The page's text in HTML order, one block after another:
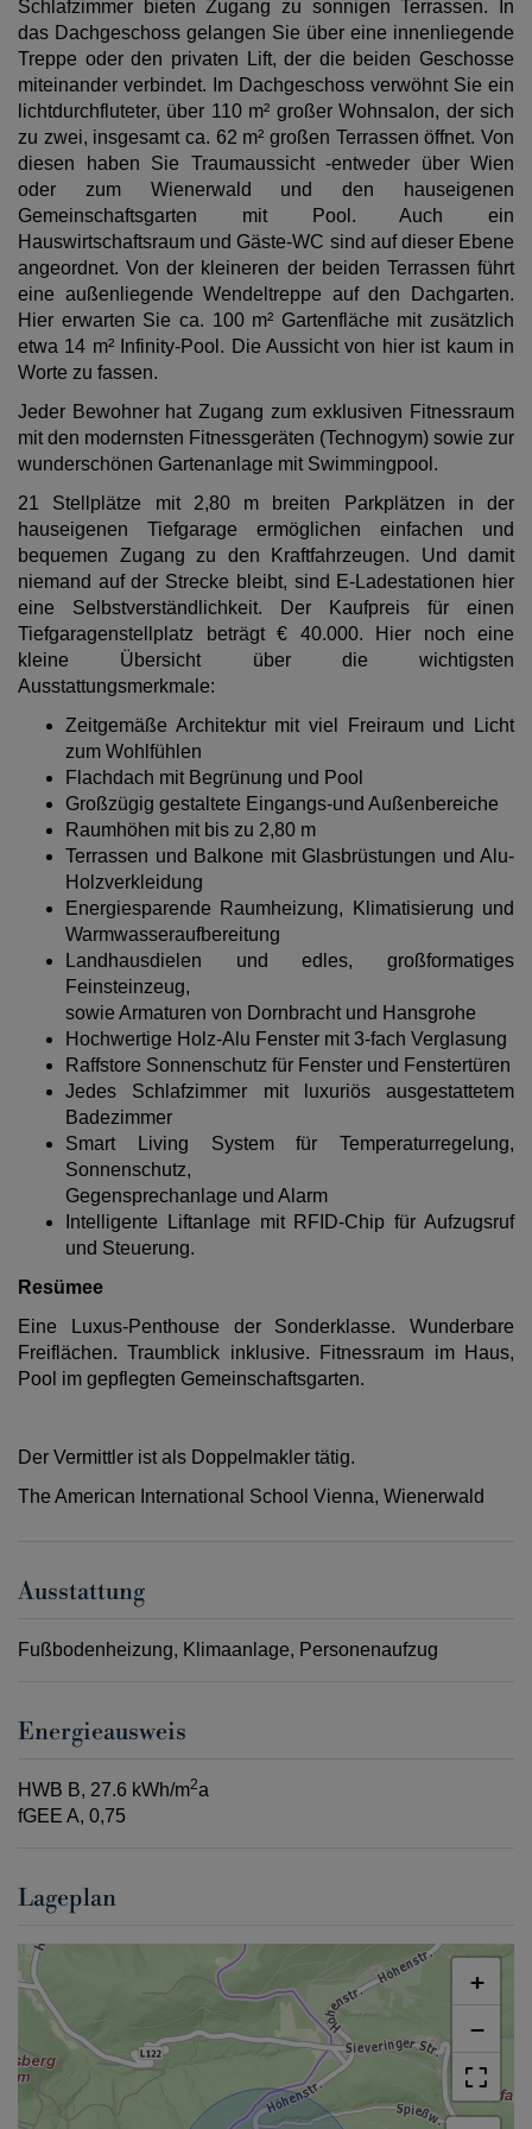
Schlafzimmer bieten Zugang zu sonnigen Terrassen. In
das Dachgeschoss gelangen Sie über eine innenliegende
Treppe oder den privaten Lift, der die beiden Geschosse
miteinander verbindet. Im Dachgeschoss verwöhnt Sie ein
lichtdurchfluteter, über 110 m² großer Wohnsalon, der sich
zu zwei, insgesamt ca. 62 m² großen Terrassen öffnet. Von
diesen haben Sie Traumaussicht -entweder über Wien
oder zum Wienerwald und den hauseigenen
Gemeinschaftsgarten mit Pool. Auch ein
Hauswirtschaftsraum und Gäste-WC sind auf dieser Ebene
angeordnet. Von der kleineren der beiden Terrassen führt
eine außenliegende Wendeltreppe auf den Dachgarten.
Hier erwarten Sie ca. 100 m² Gartenfläche mit zusätzlich
etwa 14 m² Infinity-Pool. Die Aussicht von hier ist kaum in
Worte zu fassen.
Jeder Bewohner hat Zugang zum exklusiven Fitnessraum
mit den modernsten Fitnessgeräten (Technogym) sowie zur
wunderschönen Gartenanlage mit Swimmingpool.
21 Stellplätze mit 2,80 m breiten Parkplätzen in der
hauseigenen Tiefgarage ermöglichen einfachen und
bequemen Zugang zu den Kraftfahrzeugen. Und damit
niemand auf der Strecke bleibt, sind E-Ladestationen hier
eine Selbstverständlichkeit. Der Kaufpreis für einen
Tiefgaragenstellplatz beträgt € 40.000. Hier noch eine
kleine Übersicht über die wichtigsten
Ausstattungsmerkmale:
Zeitgemäße Architektur mit viel Freiraum und Licht
zum Wohlfühlen
Flachdach mit Begrünung und Pool
Großzügig gestaltete Eingangs-und Außenbereiche
Raumhöhen mit bis zu 2,80 m
Terrassen und Balkone mit Glasbrüstungen und Alu-
Holzverkleidung
Energiesparende Raumheizung, Klimatisierung und
Warmwasseraufbereitung
Landhausdielen und edles, großformatiges
Feinsteinzeug,
sowie Armaturen von Dornbracht und Hansgrohe
Hochwertige Holz-Alu Fenster mit 3-fach Verglasung
Raffstore Sonnenschutz für Fenster und Fenstertüren
Jedes Schlafzimmer mit luxuriös ausgestattetem
Badezimmer
Smart Living System für Temperaturregelung,
Sonnenschutz,
Gegensprechanlage und Alarm
Intelligente Liftanlage mit RFID-Chip für Aufzugsruf
und Steuerung.
Resümee
Eine Luxus-Penthouse der Sonderklasse. Wunderbare
Freiflächen. Traumblick inklusive. Fitnessraum im Haus,
Pool im gepflegten Gemeinschaftsgarten.
Der Vermittler ist als Doppelmakler tätig.
The American International School Vienna, Wienerwald
Ausstattung
Fußbodenheizung Klimaanlage Personenaufzug
Energieausweis
HWB B, 27.6 kWh/m2a
fGEE A, 0,75
Lageplan
+
−